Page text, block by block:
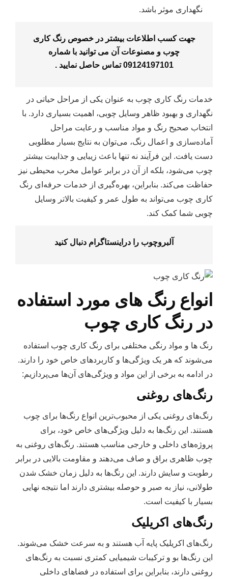
نگهداری موثر باشد.
جهت کسب اطلاعات بیشتر در خصوص رنگ کاری
چوب و مصنوعات آن می توانید با شماره
09124197101 تماس حاصل نمایید .
خدمات رنگ کاری چوب به عنوان یکی از مراحل حیاتی در
نگهداری و بهبود ظاهر وسایل چوبی، اهمیت بسیاری دارد. با
انتخاب صحیح رنگ و مواد مناسب و رعایت مراحل
آماده‌سازی و اعمال رنگ، می‌توان به نتایج بسیار مطلوبی
دست یافت. این فرآیند نه تنها باعث زیبایی و جذابیت بیشتر
چوب می‌شود، بلکه از آن در برابر عوامل مخرب محیطی نیز
حفاظت می‌کند. بنابراین، بهره‌گیری از خدمات حرفه‌ای رنگ
کاری چوب می‌تواند به طول عمر و کیفیت بالاتر وسایل
چوبی شما کمک کند.
آلبروچوب را در اینستاگرام دنبال کنید
انواع رنگ‌ های مورد استفاده
در رنگ‌ کاری چوب
رنگ‌ ها و مواد رنگی مختلفی برای رنگ کاری چوب استفاده
می‌شوند که هر یک ویژگی‌ها و کاربردهای خاص خود را دارند.
در ادامه به برخی از این مواد و ویژگی‌های آن‌ها می‌پردازیم:
رنگ‌های روغنی
رنگ‌های روغنی یکی از محبوب‌ترین انواع رنگ‌ها برای چوب
هستند. این رنگ‌ها به دلیل ویژگی‌های خاص خود، برای
پروژه‌های داخلی و خارجی مناسب هستند. رنگ‌های روغنی به
چوب ظاهری براق و صاف می‌دهند و مقاومت بالایی در برابر
رطوبت و سایش دارند. این رنگ‌ها به دلیل زمان خشک شدن
طولانی، نیاز به صبر و حوصله بیشتری دارند اما نتیجه نهایی
بسیار با کیفیت است.
رنگ‌های اکریلیک
رنگ‌های اکریلیک پایه آب هستند و به سرعت خشک می‌شوند.
این رنگ‌ها بو و ترکیبات شیمیایی کمتری نسبت به رنگ‌های
روغنی دارند، بنابراین برای استفاده در فضاهای داخلی